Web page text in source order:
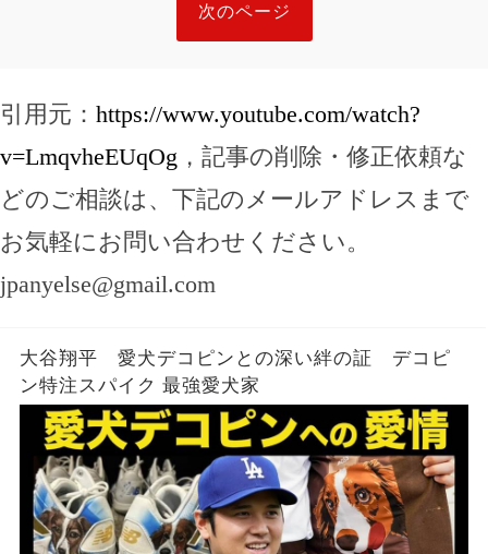
次のページ
引用元： https://www.youtube.com/watch?
v=LmqvheEUqOg ，記事の削除・修正依頼な
どのご相談は、下記のメールアドレスまで
お気軽にお問い合わせください。
jpanyelse@gmail.com
大谷翔平 愛犬デコピンとの深い絆の証 デコピ
ン特注スパイク 最強愛犬家